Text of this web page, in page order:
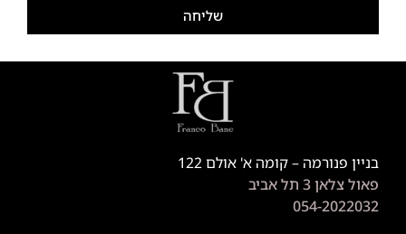
שליחה
בניין פנורמה – קומה א' אולם 122
פאול צלאן 3 תל אביב
054-2022032